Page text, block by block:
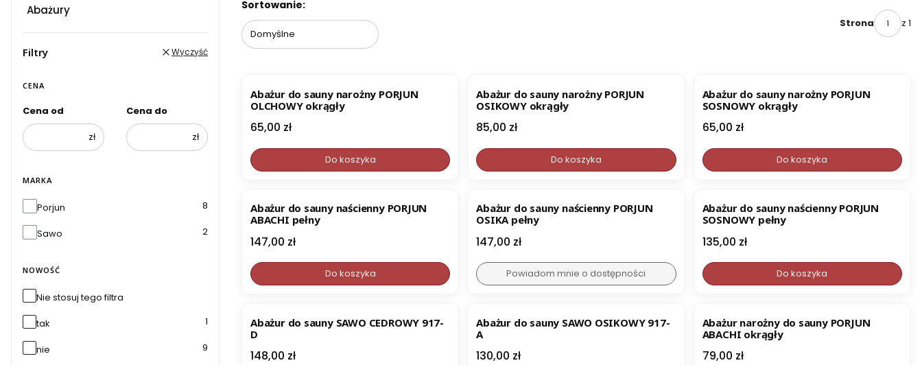
Abażury
Filtry Wyczyść
CENA
Cena od
zł
Cena do
zł
MARKA
Marka
Porjun 8
Sawo 2
NOWOŚĆ
Nie stosuj tego filtra
tak
1
nie 9
Lista produktów
Sortowanie:
Domyślne
Strona z 1
Abażur do sauny narożny PORJUN
OLCHOWY okrągły
Cena
65,00 zł
Do koszyka
Abażur do sauny narożny PORJUN
OSIKOWY okrągły
Cena
85,00 zł
Do koszyka
Abażur do sauny narożny PORJUN
SOSNOWY okrągły
Cena
65,00 zł
Do koszyka
Abażur do sauny naścienny PORJUN
ABACHI pełny
Cena
147,00 zł
Do koszyka
Abażur do sauny naścienny PORJUN
OSIKA pełny
Cena
147,00 zł
Powiadom mnie o dostępności
Abażur do sauny naścienny PORJUN
SOSNOWY pełny
Cena
135,00 zł
Do koszyka
Abażur do sauny SAWO CEDROWY 917-
D
Cena
148,00 zł
Abażur do sauny SAWO OSIKOWY 917-
A
Cena
130,00 zł
Abażur narożny do sauny PORJUN
ABACHI okrągły
Cena
79,00 zł